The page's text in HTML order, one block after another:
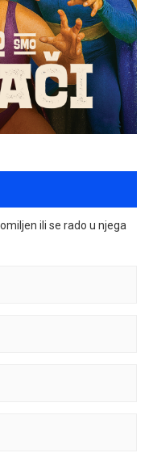
ili se rado u njega